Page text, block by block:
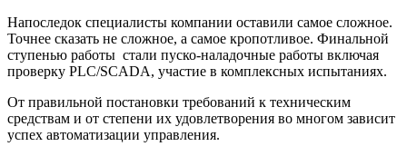
Напоследок специалисты компании оставили самое сложное.
Точнее сказать не сложное, а самое кропотливое. Финальной
ступенью работы стали пуско-наладочные работы включая
проверку PLC/SCADA, участие в комплексных испытаниях.
От правильной постановки требований к техническим
средствам и от степени их удовлетворения во многом зависит
успех ав­томатизации управления.